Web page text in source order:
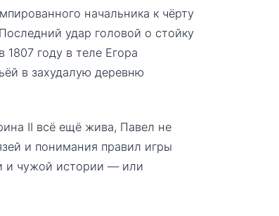
начальника к чёрту
удар головой о стойку
году в теле Егора
в захудалую деревню
II всё ещё жива, Павел не
и понимания правил игры
и чужой истории — или